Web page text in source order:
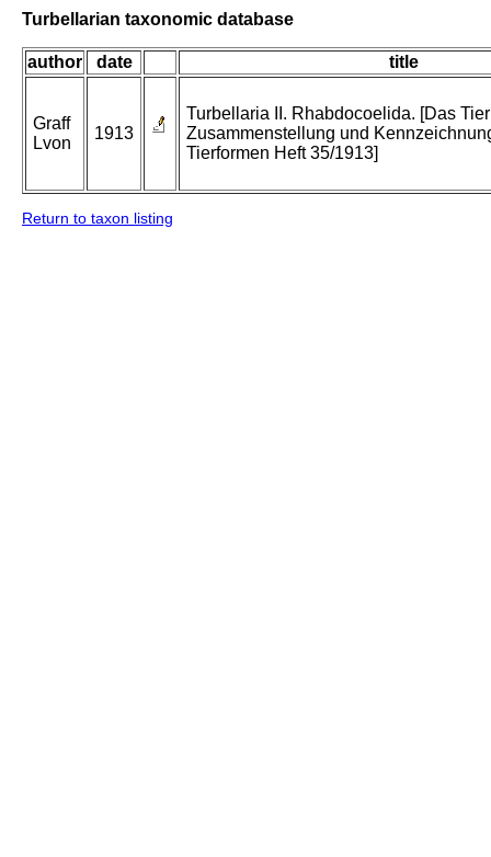
Turbellarian taxonomic database
author date title
Graff
Lvon
1913
Turbellaria II. Rhabdocoelida. [Das
Zusammenstellung und
Tierformen Heft 35/1913]
Return to taxon listing